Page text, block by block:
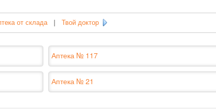
от склада| Твой доктор
Аптека № 117
Аптека № 21